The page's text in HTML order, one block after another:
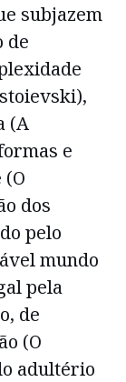
subjazem
de
(A
e
dos
pelo
mundo
pela
de
(O
adultério